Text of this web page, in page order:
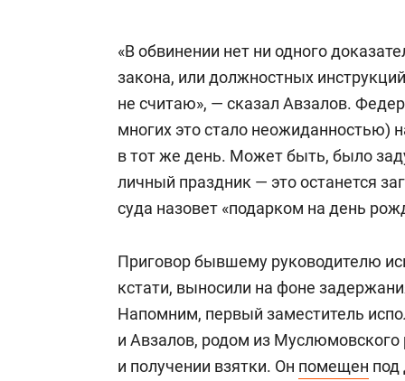
«В обвинении нет ни одного
закона, или должностных
не считаю», — сказал Авзалов.
многих это стало неожиданностью)
в тот же день. Может быть, было
личный праздник — это останется
суда назовет «подарком на день
Приговор бывшему руководителю
кстати, выносили на фоне
Напомним, первый заместитель
и Авзалов, родом из
и получении взятки. Он помещен под